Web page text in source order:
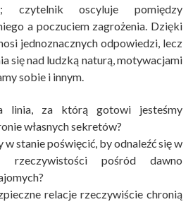
czytelnik oscyluje pomiędzy
a poczuciem zagrożenia. Dzięki
jednoznacznych odpowiedzi, lecz
się nad ludzką naturą, motywacjami
sobie i innym.
linia, za którą gotowi jesteśmy
własnych sekretów?
w stanie poświęcić, by odnaleźć się w
rzeczywistości pośród dawno
relacje rzeczywiście chronią